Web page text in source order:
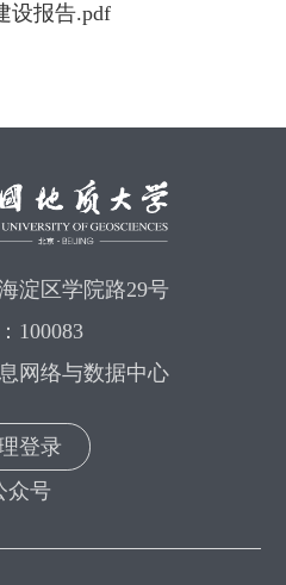
设报告.pdf
淀区学院路29号
100083
网络与数据中心
登录
众号